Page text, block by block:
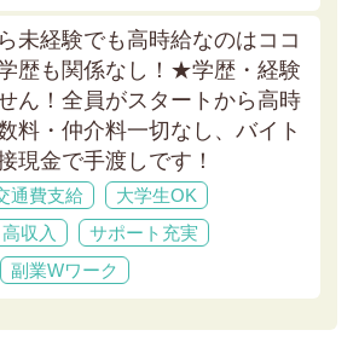
未経験でも高時給なのはココ
歴も関係なし！★学歴・経験
ん！全員がスタートから高時
料・仲介料一切なし、バイト
現金で手渡しです！
通費支給
大学生OK
高収入
サポート充実
副業Wワーク